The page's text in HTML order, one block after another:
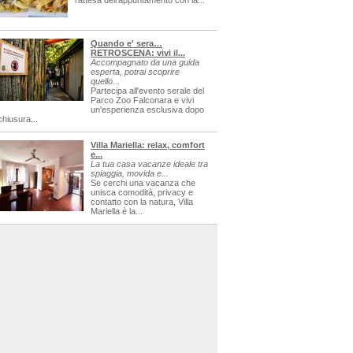
Quando e' sera…
RETROSCENA: vivi il...
Accompagnato da una guida
esperta, potrai scoprire
quello...
Partecipa all'evento serale del
Parco Zoo Falconara e vivi
un'esperienza esclusiva dopo
Villa Mariella: relax, comfort
e...
La tua casa vacanze ideale tra
spiaggia, movida e...
Se cerchi una vacanza che
unisca comodità, privacy e
contatto con la natura, Villa
Mariella è la...